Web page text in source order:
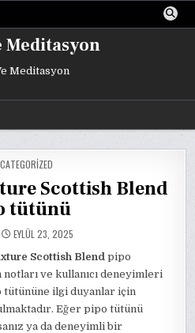
Meditasyon
Meditasyon
Scottish Blend
tütünü
EYLÜL 23, 2025
Scottish Blend pipo
ve kullanıcı deneyimleri
tütününe ilgi duyanlar için
Eğer pipo tütünü
ya da deneyimli bir